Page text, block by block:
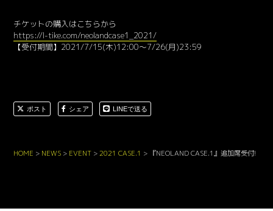
チケットの購入はこちらから
https://l-tike.com/neolandcase1_2021/
【受付期間】2021/7/15(木)12:00〜7/26(月)23:59
ポスト シェア LINEで送る
HOME > NEWS > EVENT >2021 CASE.1 > 『NEOLAND CASE.1』追加席受付!